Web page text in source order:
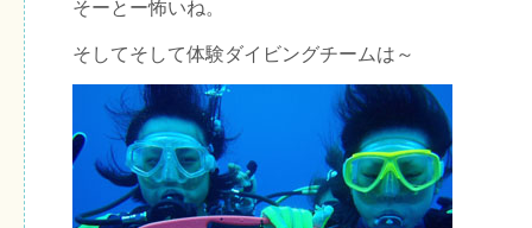
そーとー怖いね。
そしてそして体験ダイビングチームは～